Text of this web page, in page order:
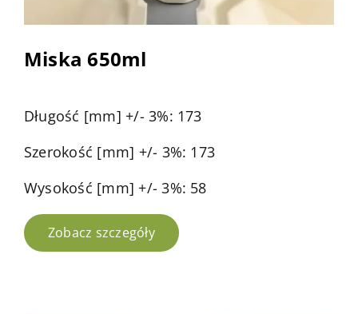
Miska 650ml
Długość [mm] +/- 3%: 173
Szerokość [mm] +/- 3%: 173
Wysokość [mm] +/- 3%: 58
Zobacz szczegóły